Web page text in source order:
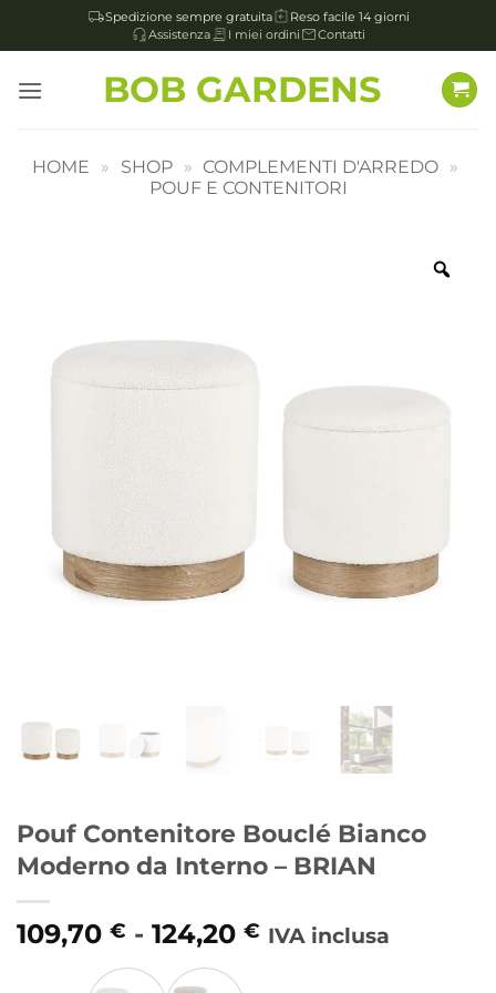
Spedizione sempre gratuita
Reso facile 14 giorni
Assistenza
I miei ordini Contatti
BOB GARDENS
HOME » SHOP » COMPLEMENTI D'ARREDO »
POUF E CONTENITORI
Pouf Contenitore Bouclé Bianco
Moderno da Interno – BRIAN
109,70 € - 124,20 € Fascia
IVA inclusa
Alternative: